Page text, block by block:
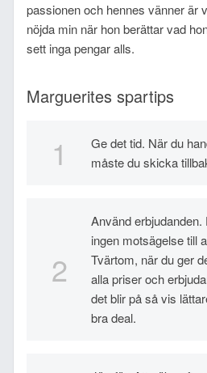
passionen och hennes vänner är
nöjda min när hon berättar vad
sett inga pengar alls.
Marguerites spartips
Ge det tid. När du
måste du skicka
Använd
ingen motsägelse till
Tvärtom, när du ger
alla priser och
det blir på så vis
bra deal.